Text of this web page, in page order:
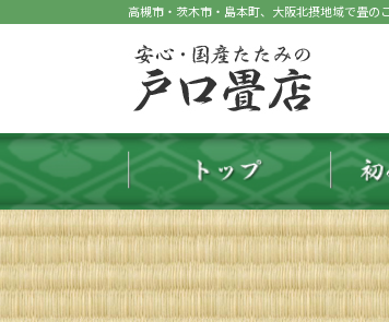
へ
ス
ッ
プ
ョ
ン
移
動
高槻市・茨木市・島本町、大阪北摂地域で畳の